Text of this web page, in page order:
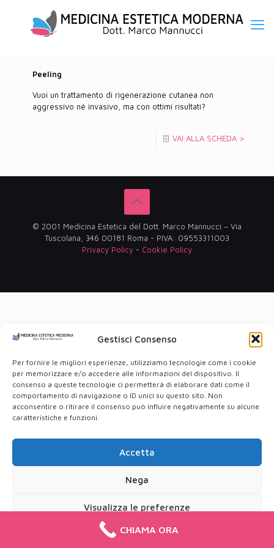
Gestisci Consenso
Per fornire le migliori esperienze, utilizziamo tecnologie come i cookie
per memorizzare e/o accedere alle informazioni del dispositivo. Il
consenso a queste tecnologie ci permetterà di elaborare dati come il
comportamento di navigazione o ID unici su questo sito. Non
acconsentire o ritirare il consenso può influire negativamente su alcune
caratteristiche e funzioni.
Accetta
Nega
Visualizza le preferenze
Cookie PolicyPrivacy Policy
Peeling
Vuoi un trattamento di rigenerazione cutanea non
aggressivo né invasivo, ma con ottimi risultati?
VAI ALLA SCHEDA >
© 2001 Medicina Estetica del Dott. Marco Mannucci – Via
Tuscolana, 346 00181 Roma - PIVA: 09553311003
Privacy Policy - Cookie Policy
CHIAMA ORA